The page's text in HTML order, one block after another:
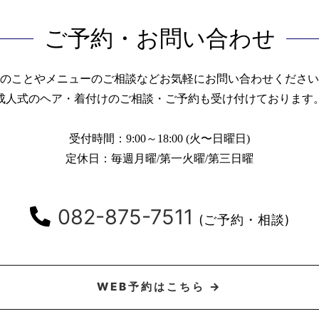
ご予約・お問い合わせ
ことやメニューのご相談などお気軽にお問い合わせくださ
人式のヘア・着付けのご相談・ご予約も受け付けております
受付時間：9:00～18:00 (火〜日曜日)
定休日：毎週月曜/第一火曜/第三日曜
082-875-7511 (ご予約・相談)
WEB予約はこちら →